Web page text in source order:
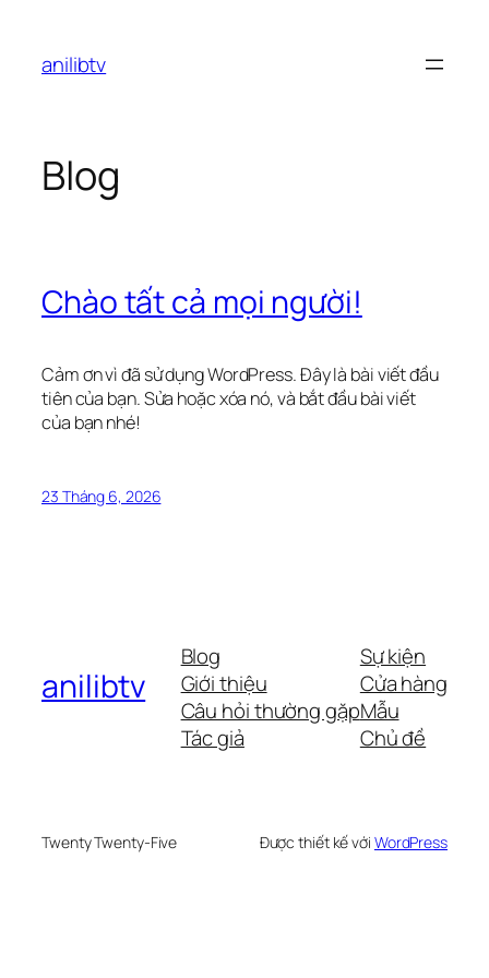
phầnanilibtv
Blog
Chào tất cả mọi người!
Cảm ơn vì đã sử dụng WordPress. Đây là bài viết đầu
tiên của bạn. Sửa hoặc xóa nó, và bắt đầu bài viết
của bạn nhé!
23 Tháng 6, 2026
anilibtv
Blog
Giới thiệu
Câu hỏi thường gặp
Tác giả
Sự kiện
Cửa hàng
Mẫu
Chủ đề
Twenty Twenty-Five Được thiết kế với WordPress